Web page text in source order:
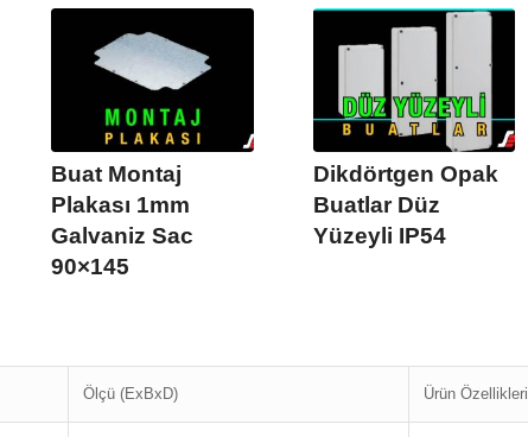
Buat Montaj
Plakası 1mm
Galvaniz Sac
90×145
Dikdörtgen Opak
Buatlar Düz
Yüzeyli IP54
Ölçü (ExBxD) Ürün Özellikleri